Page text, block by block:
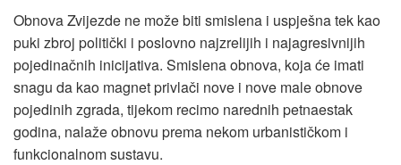
Obnova Zvijezde ne može biti smislena i uspješna tek kao
puki zbroj politički i poslovno najzrelijih i najagresivnijih
pojedinačnih inicijativa. Smislena obnova, koja će imati
snagu da kao magnet privlači nove i nove male obnove
pojedinih zgrada, tijekom recimo narednih petnaestak
godina, nalaže obnovu prema nekom urbanističkom i
funkcionalnom sustavu.